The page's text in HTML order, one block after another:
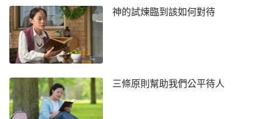
分辨，心裡感覺亮堂多了。
第二天張姊妹問我：「看完視頻有沒有什麼亮光
呀？咱們可以一起分享啊？」我很興奮地給張姊妹分
享了我的收穫：「原來牧師長老不是神設立的，保羅
的話不代表神的話。這些年我一直困惑這個問題，今
天總算明白一些了。」張姊妹說：「凡是神設立的都
神的試煉臨到該如何對待
三條原則幫助我們公平待人